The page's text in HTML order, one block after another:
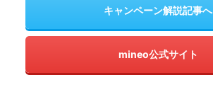
キャンペーン解説記事へ
mineo公式サイト